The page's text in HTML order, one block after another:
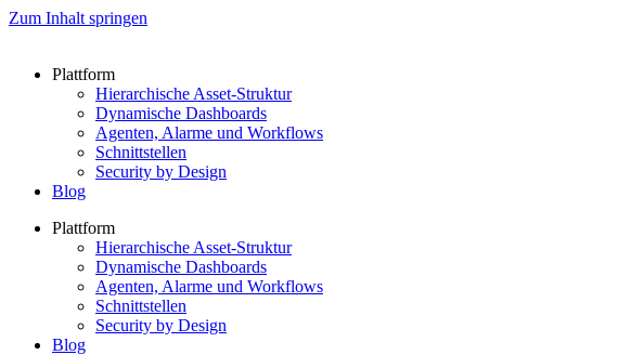
Zum Inhalt springen
Plattform
Hierarchische Asset-Struktur
Dynamische Dashboards
Agenten, Alarme und Workflows
Schnittstellen
Security by Design
Blog
Plattform
Hierarchische Asset-Struktur
Dynamische Dashboards
Agenten, Alarme und Workflows
Schnittstellen
Security by Design
Blog